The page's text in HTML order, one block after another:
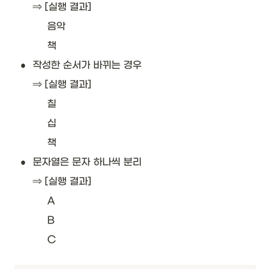
⇒ [실행 결과]
음악
책
•
작성한 순서가 바뀌는 경우
⇒ [실행 결과]
칠
십
책
•
문자열은 문자 하나씩 분리
⇒ [실행 결과]
A
B
C